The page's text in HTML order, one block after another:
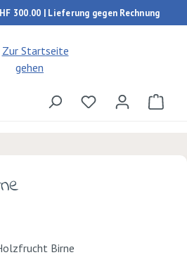
300.00 | Lieferung gegen Rechnung
Du hast 0